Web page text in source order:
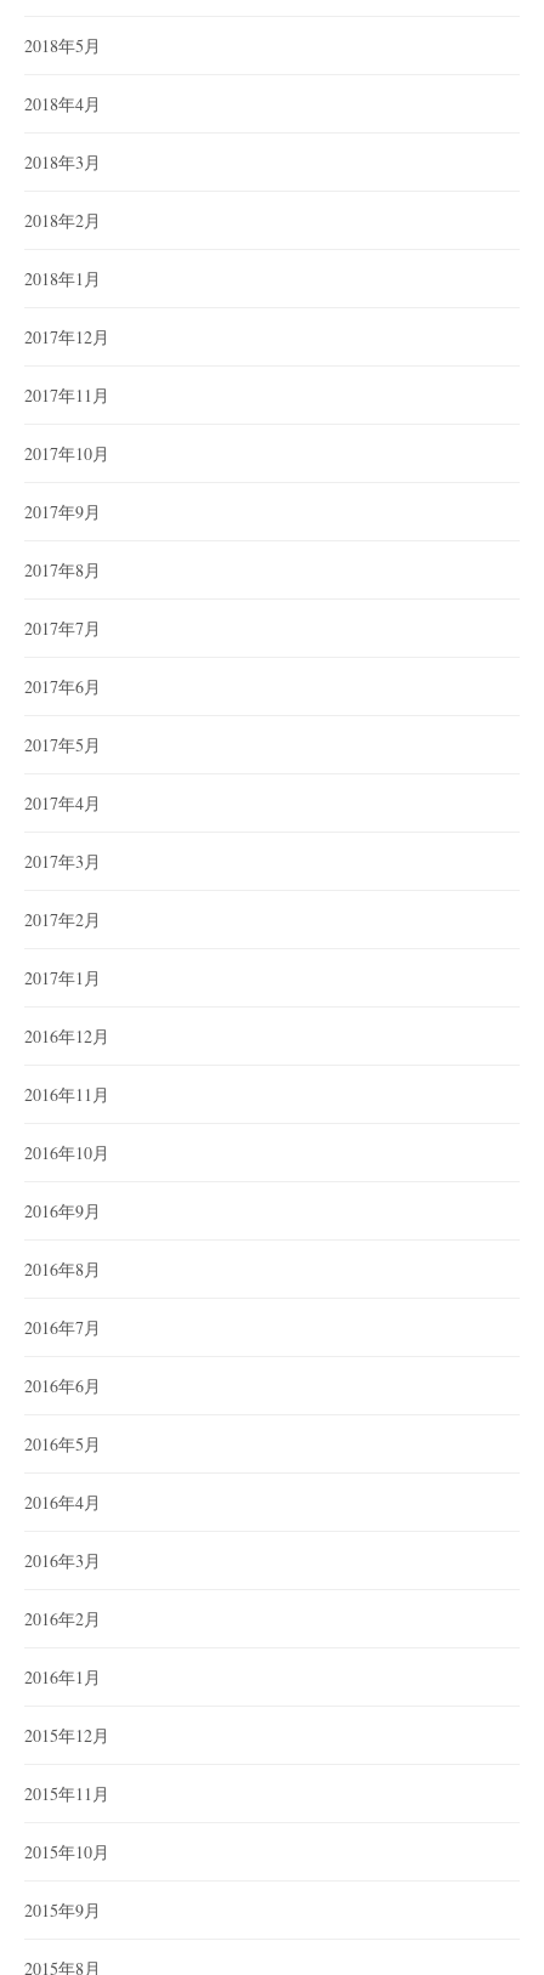
2018年5月
2018年4月
2018年3月
2018年2月
2018年1月
2017年12月
2017年11月
2017年10月
2017年9月
2017年8月
2017年7月
2017年6月
2017年5月
2017年4月
2017年3月
2017年2月
2017年1月
2016年12月
2016年11月
2016年10月
2016年9月
2016年8月
2016年7月
2016年6月
2016年5月
2016年4月
2016年3月
2016年2月
2016年1月
2015年12月
2015年11月
2015年10月
2015年9月
2015年8月